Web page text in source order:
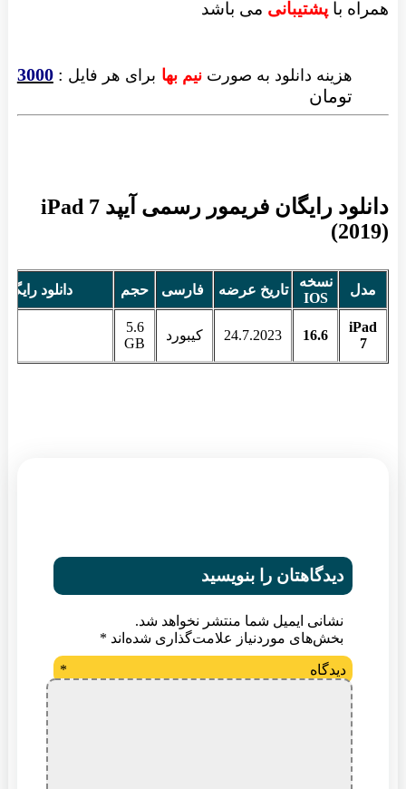
همراه با پشتیبانی می باشد
هزینه دانلود به صورتنیم بها برای هر فایل :
3000
تومان
دانلود رایگان فریمور رسمی آیپد iPad 7
(2019)
مدل
نسخه
IOS
تاریخ عرضه فارسی حجم دانلود
iPad
7
16.6
24.7.2023 کیبورد
5.6
GB
دیدگاهتان را بنویسید
نشانی ایمیل شما منتشر نخواهد شد.
بخش‌های موردنیاز علامت‌گذاری شده‌اند *
دیدگاه *